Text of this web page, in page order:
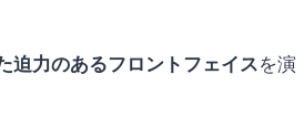
迫力のあるフロントフェイスを演